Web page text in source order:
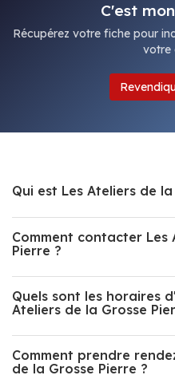
C'est
Récupérez votre fiche pour
votre
Qui est Les Ateliers de
Comment contacter Les
Pierre ?
Quels sont les horaires
Ateliers de la Grosse
Comment prendre
de la Grosse Pierre ?